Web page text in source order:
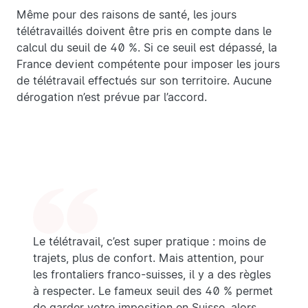
Même pour des raisons de santé, les jours
télétravaillés doivent être pris en compte dans le
calcul du seuil de 40 %. Si ce seuil est dépassé, la
France devient compétente pour imposer les jours
de télétravail effectués sur son territoire. Aucune
dérogation n’est prévue par l’accord.
Le télétravail, c’est super pratique : moins de
trajets, plus de confort. Mais attention, pour
les frontaliers franco-suisses, il y a des règles
à respecter. Le fameux seuil des 40 % permet